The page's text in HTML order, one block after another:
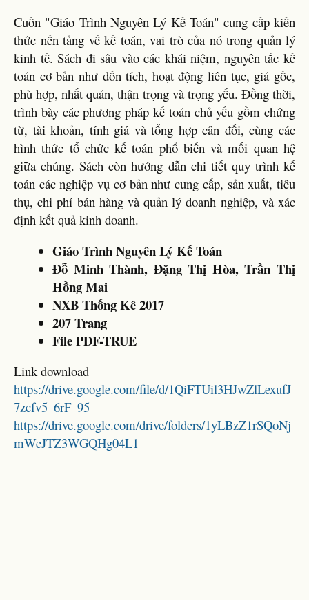
Cuốn "Giáo Trình Nguyên Lý Kế Toán" cung cấp kiến
thức nền tảng về kế toán, vai trò của nó trong quản lý
kinh tế. Sách đi sâu vào các khái niệm, nguyên tắc kế
toán cơ bản như dồn tích, hoạt động liên tục, giá gốc,
phù hợp, nhất quán, thận trọng và trọng yếu. Đồng thời,
trình bày các phương pháp kế toán chủ yếu gồm chứng
từ, tài khoản, tính giá và tổng hợp cân đối, cùng các
hình thức tổ chức kế toán phổ biến và mối quan hệ
giữa chúng. Sách còn hướng dẫn chi tiết quy trình kế
toán các nghiệp vụ cơ bản như cung cấp, sản xuất, tiêu
thụ, chi phí bán hàng và quản lý doanh nghiệp, và xác
định kết quả kinh doanh.
Giáo Trình Nguyên Lý Kế Toán
Đỗ Minh Thành, Đặng Thị Hòa, Trần Thị
Hồng Mai
NXB Thống Kê 2017
207 Trang
File PDF-TRUE
Link download
https://drive.google.com/file/d/1QiFTUil3HJwZlLexufJ
7zcfv5_6rF_95
https://drive.google.com/drive/folders/1yLBzZ1rSQoNj
mWeJTZ3WGQHg04L1